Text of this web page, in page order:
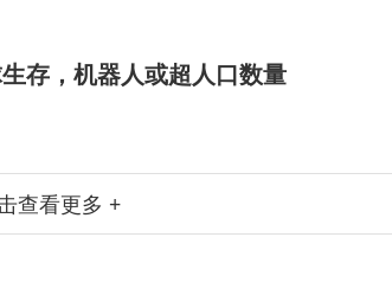
存，机器人或超人口数量
查看更多 +